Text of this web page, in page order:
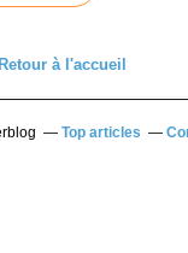
Retour à l'accueil
Top articles